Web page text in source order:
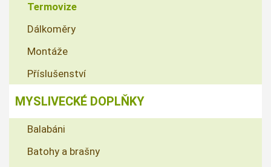
Termovize
Dálkoměry
Montáže
Příslušenství
MYSLIVECKÉ DOPLŇKY
Balabáni
Batohy a brašny